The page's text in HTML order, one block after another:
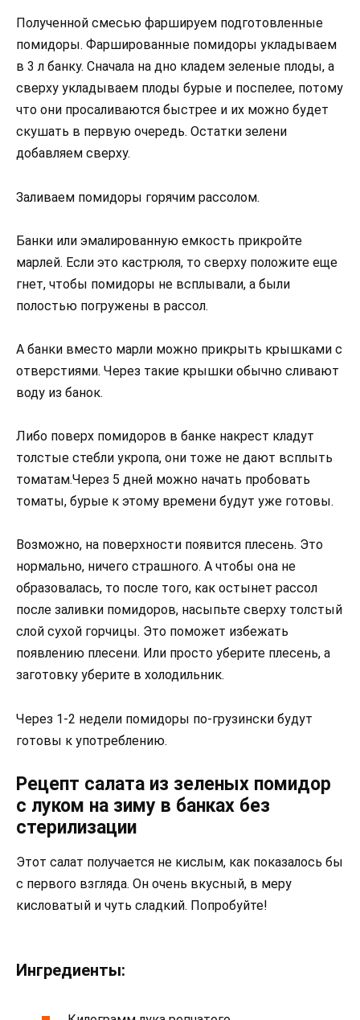
Полученной смесью фаршируем подготовленные
помидоры. Фаршированные помидоры укладываем
в 3 л банку. Сначала на дно кладем зеленые плоды, а
сверху укладываем плоды бурые и поспелее, потому
что они просаливаются быстрее и их можно будет
скушать в первую очередь. Остатки зелени
добавляем сверху.
Заливаем помидоры горячим рассолом.
Банки или эмалированную емкость прикройте
марлей. Если это кастрюля, то сверху положите еще
гнет, чтобы помидоры не всплывали, а были
полостью погружены в рассол.
А банки вместо марли можно прикрыть крышками с
отверстиями. Через такие крышки обычно сливают
воду из банок.
Либо поверх помидоров в банке накрест кладут
толстые стебли укропа, они тоже не дают всплыть
томатам.Через 5 дней можно начать пробовать
томаты, бурые к этому времени будут уже готовы.
Возможно, на поверхности появится плесень. Это
нормально, ничего страшного. А чтобы она не
образовалась, то после того, как остынет рассол
после заливки помидоров, насыпьте сверху толстый
слой сухой горчицы. Это поможет избежать
появлению плесени. Или просто уберите плесень, а
заготовку уберите в холодильник.
Через 1-2 недели помидоры по-грузински будут
готовы к употреблению.
Рецепт салата из зеленых помидор
с луком на зиму в банках без
стерилизации
Этот салат получается не кислым, как показалось бы
с первого взгляда. Он очень вкусный, в меру
кисловатый и чуть сладкий. Попробуйте!
Ингредиенты: